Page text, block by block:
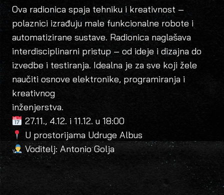
Ova radionica spaja tehniku i kreativnost –
polaznici izrađuju male funkcionalne robote i
automatizirane sustave. Radionica naglašava
interdisciplinarni pristup – od ideje i dizajna do
izvedbe i testiranja. Idealna je za sve koji žele
naučiti osnove elektronike, programiranja i
kreativnog
inženjerstva.
27.11., 4.12. i 11.12. u 18:00
U prostorijama Udruge Albus
Voditelj: Antonio Golja